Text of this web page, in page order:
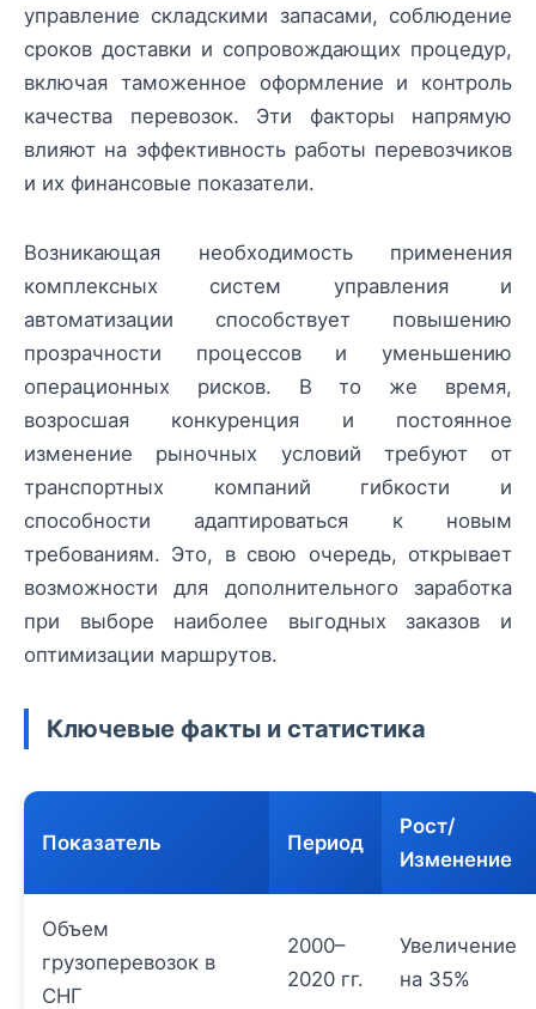
управление складскими запасами, соблюдение
сроков доставки и сопровождающих процедур,
включая таможенное оформление и контроль
качества перевозок. Эти факторы напрямую
влияют на эффективность работы перевозчиков
и их финансовые показатели.
Возникающая необходимость применения
комплексных систем управления и
автоматизации способствует повышению
прозрачности процессов и уменьшению
операционных рисков. В то же время,
возросшая конкуренция и постоянное
изменение рыночных условий требуют от
транспортных компаний гибкости и
способности адаптироваться к новым
требованиям. Это, в свою очередь, открывает
возможности для дополнительного заработка
при выборе наиболее выгодных заказов и
оптимизации маршрутов.
Ключевые факты и статистика
Показатель Период
Рост/
Изменение
Объем
грузоперевозок в
СНГ
2000–
2020 гг.
Увеличение
на 35%